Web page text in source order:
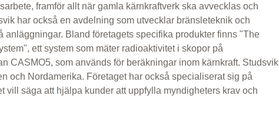
framför allt när gamla kärnkraftverk ska avvecklas och
har också en avdelning som utvecklar bränsleteknik och
anläggningar. Bland företagets specifika produkter finns "The
ett system som mäter radioaktivitet i skopor på
CASMO5, som används för beräkningar inom kärnkraft. Studsvik
och Nordamerika. Företaget har också specialiserat sig på
vill säga att hjälpa kunder att uppfylla myndigheters krav och